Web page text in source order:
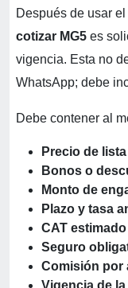
Después de usar
cotizar MG5 es
vigencia. Esta no
WhatsApp; debe
Debe contener al
Precio de
Bonos o
Monto de
Plazo y tasa
CAT estimado
Seguro
Comisión por